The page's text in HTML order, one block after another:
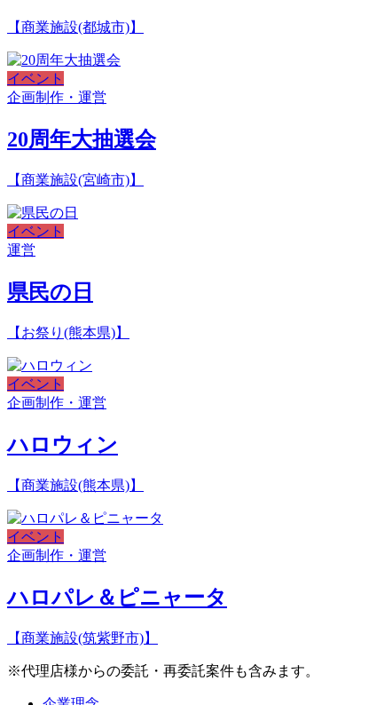
【商業施設(都城市)】
イベント
企画制作・運営
20周年大抽選会
【商業施設(宮崎市)】
イベント
運営
県民の日
【お祭り(熊本県)】
イベント
企画制作・運営
ハロウィン
【商業施設(熊本県)】
イベント
企画制作・運営
ハロパレ＆ピニャータ
【商業施設(筑紫野市)】
※代理店様からの委託・再委託案件も含みます。